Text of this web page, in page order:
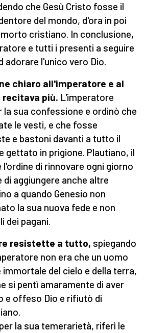
che Gesù Cristo fosse il
del mondo, d'ora in poi
cristiano. In conclusione,
e tutti i presenti a seguire
adorare l'unico vero Dio.
chiaro all'imperatore e al
recitava più. L'imperatore
la sua confessione e ordinò che
le vesti, e che fosse
e bastoni davanti a tutto il
gettato in prigione. Plautiano, il
di rinnovare ogni giorno
di aggiungere anche altre
a quando Genesio non
la sua nuova fede e non
dei pagani.
resistette a tutto, spiegando
non era che un uomo
immortale del cielo e della terra,
si pentì amaramente di aver
e offeso Dio e rifiutò di
la sua temerarietà, riferì le